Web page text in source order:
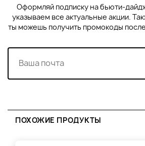
Оформляй подписку на бьюти-
указываем все актуальные акции.
ты можешь получить промокоды
ПОХОЖИЕ ПРОДУКТЫ